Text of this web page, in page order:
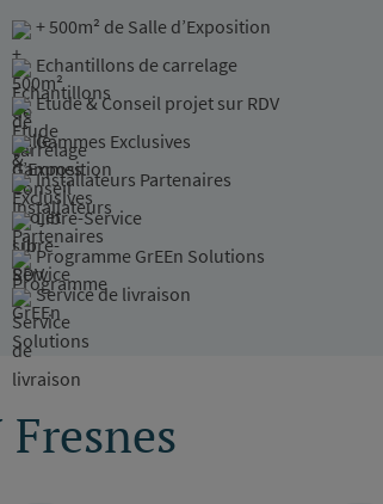
+ 500m² de Salle d’Exposition
Echantillons de carrelage
Etude & Conseil projet sur RDV
Gammes Exclusives
Installateurs Partenaires
Libre-Service
Programme GrEEn Solutions
Service de livraison